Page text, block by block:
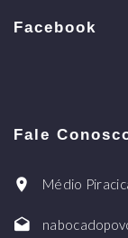
Facebook
Fale
Médio